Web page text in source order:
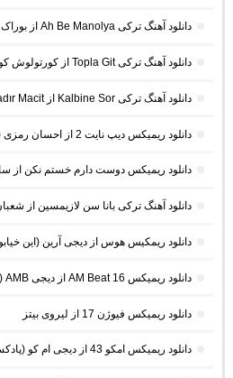
دانلود آهنگ ترکی Ah Be Manolya از بوراک بولوت
دانلود آهنگ ترکی Topla Git از کورتولوش کوش
دانلود آهنگ ترکی Kalbine Sor از Bahadır Macit و Tunahan Sakar
دانلود ریمیکس دیپ نایت 2 از احسان رمزی (ریمیکس طولانی غمگین)
دانلود ریمیکس دوست دارم خستم نکن از
دانلود آهنگ ترکی بانا سن لازیمسین از
دانلود ریمکیس هوس از دیجی آرین (این
دانلود ریمیکس AM Beat 16 از دیجی AMB (پادکست طولانی شنیدنی)
دانلود ریمیکس فیوژن 17 از لیروی بیتز
دانلود ریمیکس امکو 43 از دیجی ام کو (پادکست طولانی عاشقانه)